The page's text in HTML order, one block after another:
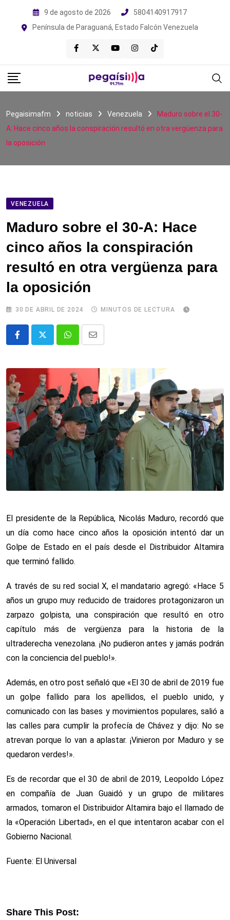
9 de agosto de 2026
5804140917917
Península de Paraguaná, Estado Falcón Venezuela
Pegaisimafm noticias Venezuela
Maduro sobre el 30-
A: Hace cinco años la conspiración resultó en otra vergüenza para
la oposición
VENEZUELA
Maduro sobre el 30-A: Hace
cinco años la conspiración
resultó en otra vergüenza para
la oposición
30 DE ABRIL DE 2024 MINUTOS DE LECTURA
WhatsappComparte
email
El presidente de la República, Nicolás Maduro, recordó que
un día como hace cinco años la oposición intentó dar un
Golpe de Estado en el país desde el Distribuidor Altamira
que terminó fallido.
A través de su red social X, el mandatario agregó: «Hace 5
años un grupo muy reducido de traidores protagonizaron un
zarpazo golpista, una conspiración que resultó en otro
capítulo más de vergüenza para la historia de la
ultraderecha venezolana. ¡No pudieron antes y jamás podrán
con la conciencia del pueblo!».
Además, en otro post señaló que «El 30 de abril de 2019 fue
un golpe fallido para los apellidos, el pueblo unido, y
comunicado con las bases y movimientos populares, salió a
las calles para cumplir la profecía de Chávez y dijo: No se
atrevan porque lo van a aplastar. ¡Vinieron por Maduro y se
quedaron verdes!».
Es de recordar que el 30 de abril de 2019, Leopoldo López
en compañía de Juan Guaidó y un grupo de militares
armados, tomaron el Distribuidor Altamira bajo el llamado de
la «Operación Libertad», en el que intentaron acabar con el
Gobierno Nacional.
Fuente: El Universal
Share This Post: